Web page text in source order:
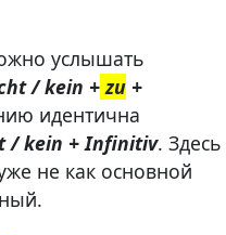
услышать
/ kein +zu +
идентична
/ kein + Infinitiv. Здесь
не как основной